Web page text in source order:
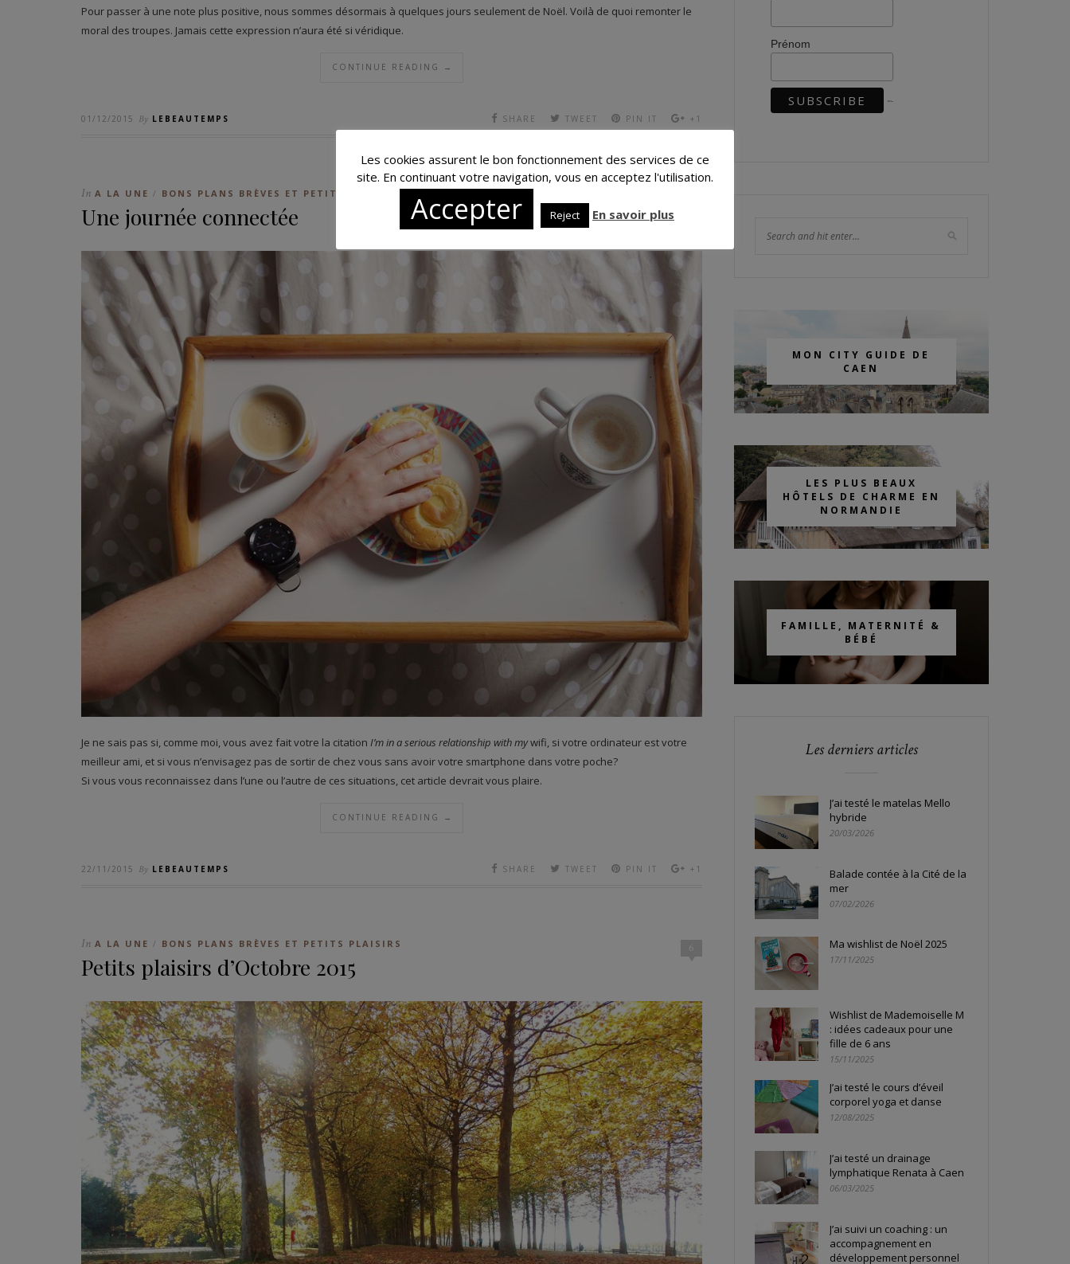
Pour passer à une note plus positive, nous sommes désormais à quelques jours seulement de Noël. Voilà de quoi remonter le
moral des troupes. Jamais cette expression n’aura été si véridique.
CONTINUE READING →
01/12/2015 By LEBEAUTEMPS SHARE TWEET PIN IT +1
In A LA UNE / BONS PLANS BRÈVES ET PETITS PLAISIRS J'AI TESTÉ POUR VOUS...
Une journée connectée
Je ne sais pas si, comme moi, vous avez fait votre la citation I’m in a serious relationship with mywifi, si votre ordinateur est votre
meilleur ami, et si vous n’envisagez pas de sortir de chez vous sans avoir votre smartphone dans votre poche?
Si vous vous reconnaissez dans l’une ou l’autre de ces situations, cet article devrait vous plaire.
CONTINUE READING →
22/11/2015 By LEBEAUTEMPS SHARE TWEET PIN IT +1
6
In A LA UNE / BONS PLANS BRÈVES ET PETITS PLAISIRS
Petits plaisirs d’Octobre 2015
Prénom
MON CITY GUIDE DE
CAEN
LES PLUS BEAUX
HÔTELS DE CHARME EN
NORMANDIE
FAMILLE, MATERNITÉ &
BÉBÉ
Les derniers articles
J’ai testé le matelas Mello
hybride
20/03/2026
Balade contée à la Cité de la
mer
07/02/2026
Ma wishlist de Noël 2025
17/11/2025
Wishlist de Mademoiselle M
: idées cadeaux pour une
fille de 6 ans
15/11/2025
J’ai testé le cours d’éveil
corporel yoga et danse
12/08/2025
J’ai testé un drainage
lymphatique Renata à Caen
06/03/2025
J’ai suivi un coaching : un
accompagnement en
développement personnel
Les cookies assurent le bon fonctionnement des services de ce
site. En continuant votre navigation, vous en acceptez l'utilisation.
Accepter Reject En savoir plus